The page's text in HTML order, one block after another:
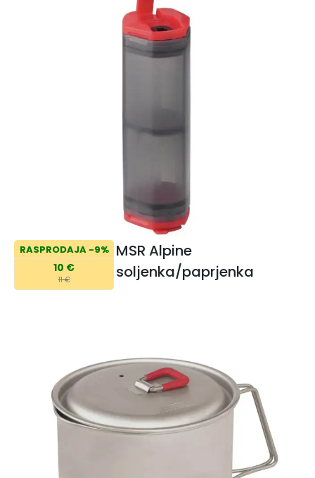
RASPRODAJA -9%
10 €
11 €
MSR Alpine
soljenka/paprjenka